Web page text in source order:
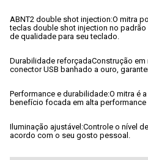
ABNT2 double shot injection:O mitra
teclas double shot injection no padrão
de qualidade para seu teclado.
Durabilidade reforçadaConstrução
conector USB banhado a ouro,
Performance e durabilidade:O mitra é
benefício focada em alta
Iluminação ajustável:Controle o nível
acordo com o seu gosto pessoal.